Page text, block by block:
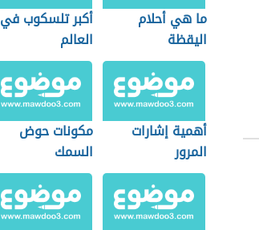
ما هي أحلام
اليقظة
أكبر تلسكوب في
العالم
أهمية إشارات
المرور
مكونات حوض
السمك